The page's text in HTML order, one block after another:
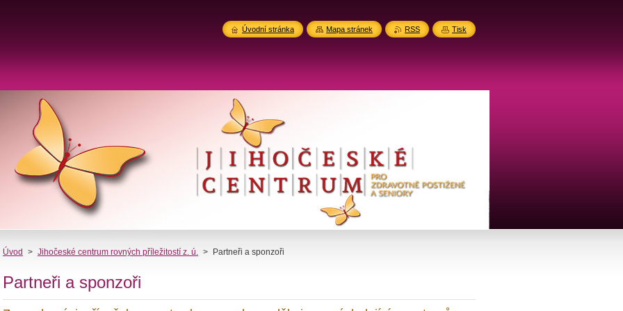
Úvod > Jihočeské centrum rovných příležitostí z. ú. > Partneři a sponzoři
Partneři a sponzoři
Úvodní stránka Mapa stránek RSS Tisk